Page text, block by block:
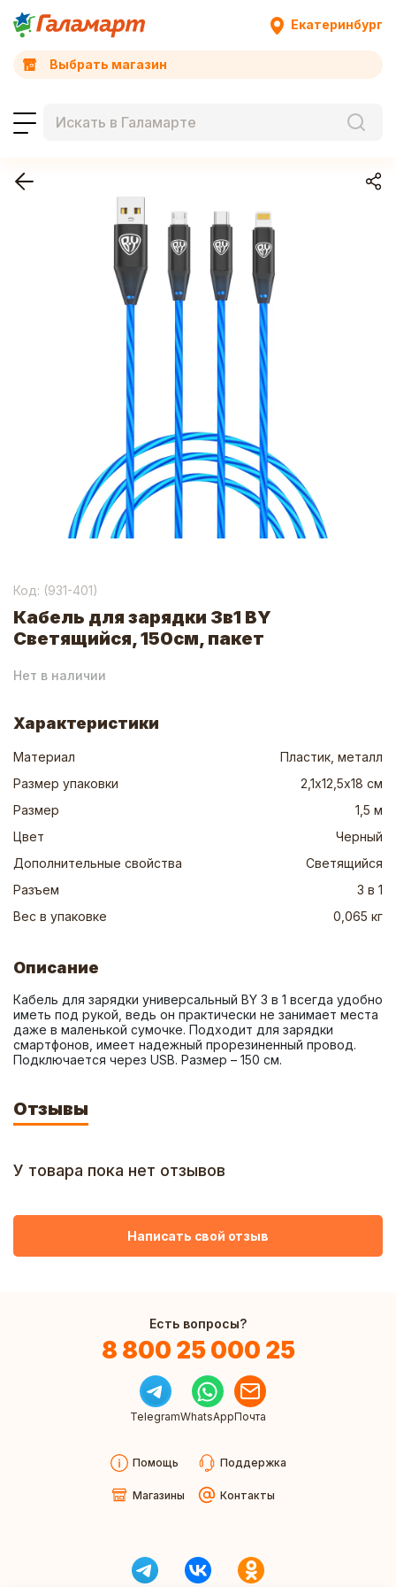
Екатеринбург
Выбрать магазин
Код: (931-401)
Кабель для зарядки 3в1 BY
Светящийся, 150см, пакет
Нет в наличии
Характеристики
Материал
Пластик, металл
Размер упаковки
2,1х12,5х18 см
Размер
1,5 м
Цвет
Черный
Дополнительные свойства
Светящийся
Разъем
3 в 1
Вес в упаковке
0,065 кг
Описание
Кабель для зарядки универсальный BY 3 в 1 всегда удобно
иметь под рукой, ведь он практически не занимает места
даже в маленькой сумочке. Подходит для зарядки
смартфонов, имеет надежный прорезиненный провод.
Подключается через USB. Размер – 150 см.
Отзывы
У товара пока нет отзывов
Написать свой отзыв
Есть вопросы?
8 800 25 000 25
TelegramWhatsAppПочта
Помощь Поддержка
Магазины Контакты